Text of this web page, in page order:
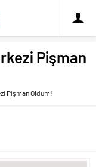
Pişman
Pişman Oldum!